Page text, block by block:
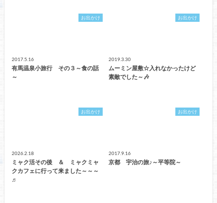
お出かけ
2017.5.16
有馬温泉小旅行 その３～食の話
～
お出かけ
2019.3.30
ムーミン屋敷☆入れなかったけど
素敵でした～🎶
お出かけ
2026.2.18
ミャク活その後 ＆ ミャクミャ
クカフェに行って来ました～～～
♬
お出かけ
2017.9.16
京都 宇治の旅♪～平等院～